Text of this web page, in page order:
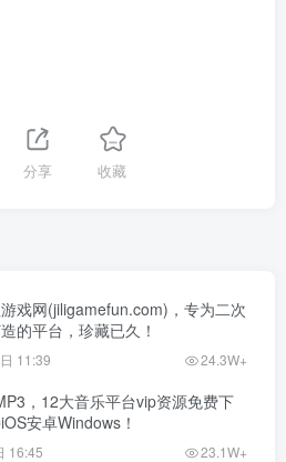
分享 收藏
戏网(jiligamefun.com)，专为二次
的平台，珍藏已久！
11:39 24.3W+
，12大音乐平台vip资源免费下
安卓Windows！
16:45 23.1W+